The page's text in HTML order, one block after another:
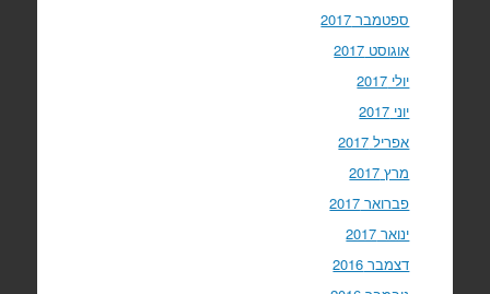
ספטמבר 2017
אוגוסט 2017
יולי 2017
יוני 2017
אפריל 2017
מרץ 2017
פברואר 2017
ינואר 2017
דצמבר 2016